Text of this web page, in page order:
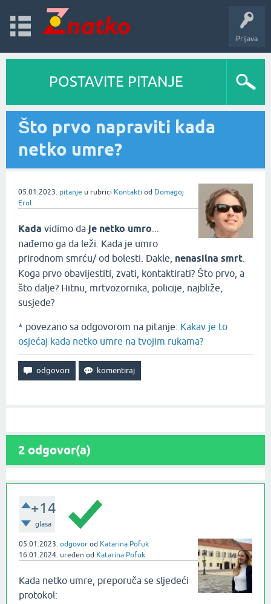
Prijava
POSTAVITE PITANJE
Što prvo napraviti kada
netko umre?
05.01.2023. pitanje u rubrici Kontakti od Domagoj
Erol
Kada vidimo da je netko umro
nađemo ga da leži. Kada je umro
prirodnom smrću/ od bolesti. Dakle, nenasilna smrt
Koga prvo obavijestiti, zvati, kontaktirati? Što prvo, a
što dalje? Hitnu, mrtvozornika, policije, najbliže,
susjede?
* povezano sa odgovorom na pitanje: Kakav je to
osjećaj kada netko umre na tvojim rukama?
2 odgovor(a)
+14
glasa
05.01.2023. odgovor od Katarina Pofuk
16.01.2024. uređen od Katarina Pofuk
Kada netko umre, preporuča se sljedeći
protokol: